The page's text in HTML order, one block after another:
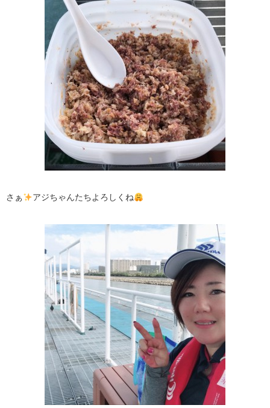
さぁ アジちゃんたちよろしくね